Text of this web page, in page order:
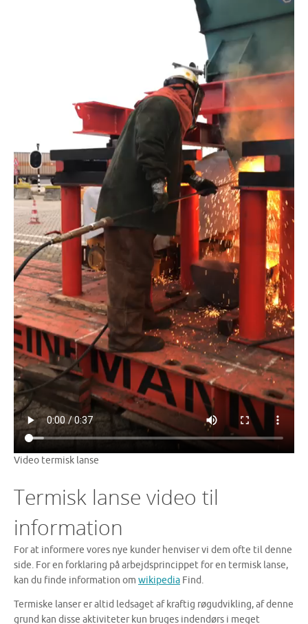
Video termisk lanse
Termisk lanse video til
information
For at informere vores nye kunder henviser vi dem ofte til denne
side. For en forklaring på arbejdsprincippet for en termisk lanse,
kan du finde information om wikipedia Find.
Termiske lanser er altid ledsaget af kraftig røgudvikling, af denne
grund kan disse aktiviteter kun bruges indendørs i meget